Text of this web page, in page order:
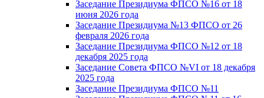
Заседание Президиума ФПСО №16 от 18
июня 2026 года
Заседание Президиума №13 ФПСО от 26
февраля 2026 года
Заседание Президиума ФПСО №12 от 18
декабря 2025 года
Заседание Совета ФПСО №VI от 18 декабря
2025 года
Заседание Президиума ФПСО №11